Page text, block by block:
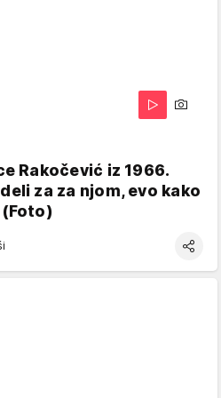
Rakočević iz 1966.
za za njom, evo kako